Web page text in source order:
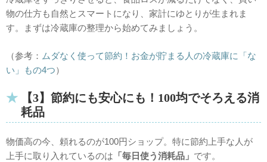
物の仕方も自然とスマートになり、家計にゆとりが生まれま
す。まずは冷蔵庫の整理から始めてみましょう。
（参考： ムダなく使って節約！お金が貯まる人の冷蔵庫に「な
い」もの4つ）
【3】節約にも安心にも！100均でそろえる消
耗品
物価高の今、頼れるのが100円ショップ。特に節約上手な人が
上手に取り入れているのは 「毎日使う消耗品」 です。